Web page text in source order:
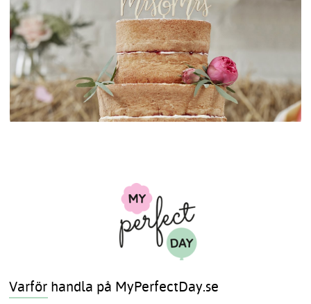
Varför handla på MyPerfectDay.se